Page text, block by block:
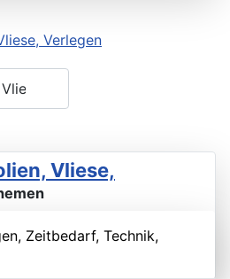
Verlegen
Vliese,
Zeitbedarf, Technik,